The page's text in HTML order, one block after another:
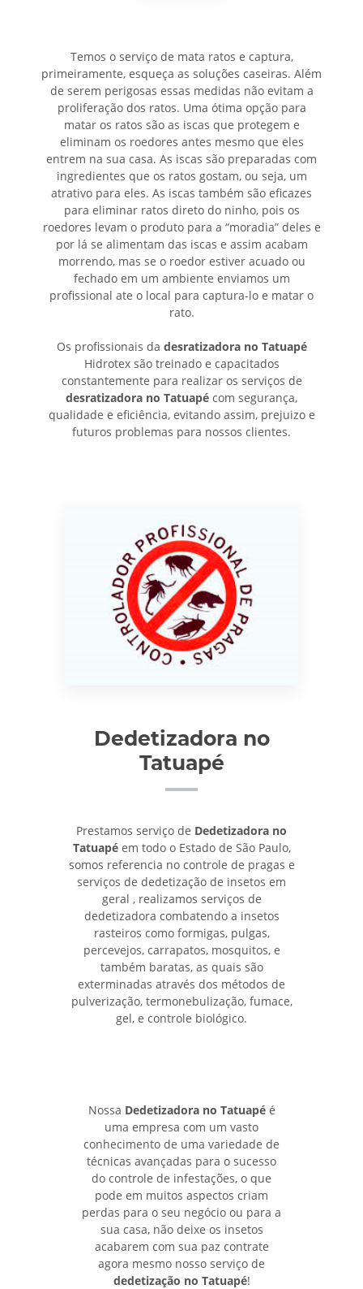
Temos o serviço de mata ratos e captura,
primeiramente, esqueça as soluções caseiras. Além
de serem perigosas essas medidas não evitam a
proliferação dos ratos. Uma ótima opção para
matar os ratos são as iscas que protegem e
eliminam os roedores antes mesmo que eles
entrem na sua casa. As iscas são preparadas com
ingredientes que os ratos gostam, ou seja, um
atrativo para eles. As iscas também são eficazes
para eliminar ratos direto do ninho, pois os
roedores levam o produto para a “moradia” deles e
por lá se alimentam das iscas e assim acabam
morrendo, mas se o roedor estiver acuado ou
fechado em um ambiente enviamos um
profissional ate o local para captura-lo e matar o
rato.
Os profissionais da desratizadora no Tatuapé
Hidrotex são treinado e capacitados
constantemente para realizar os serviços de
desratizadora no Tatuapé com segurança,
qualidade e eficiência, evitando assim, prejuizo e
futuros problemas para nossos clientes.
Dedetizadora no
Tatuapé
Prestamos serviço de Dedetizadora no
Tatuapéem todo o Estado de São Paulo,
somos referencia no controle de pragas e
serviços de dedetização de insetos em
geral , realizamos serviços de
dedetizadora combatendo a insetos
rasteiros como formigas, pulgas,
percevejos, carrapatos, mosquitos, e
também baratas, as quais são
exterminadas através dos métodos de
pulverização, termonebulização, fumace,
gel, e controle biológico.
Nossa Dedetizadora no Tatuapéé
uma empresa com um vasto
conhecimento de uma variedade de
técnicas avançadas para o sucesso
do controle de infestações, o que
pode em muitos aspectos criam
perdas para o seu negócio ou para a
sua casa, não deixe os insetos
acabarem com sua paz contrate
agora mesmo nosso serviço de
dedetização no Tatuapé!